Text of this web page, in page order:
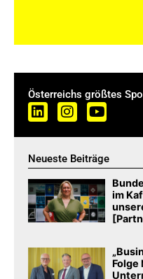
Österreichs größtes
Neueste Beiträge
im
Folge